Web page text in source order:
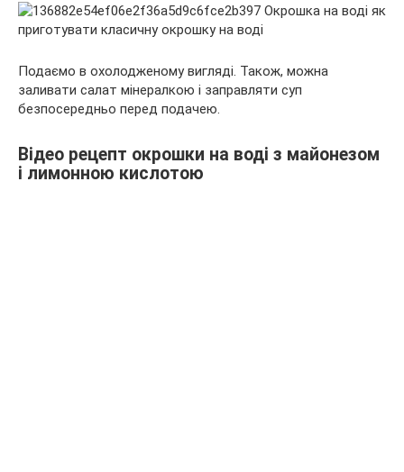
Подаємо в охолодженому вигляді. Також, можна
заливати салат мінералкою і заправляти суп
безпосередньо перед подачею.
Відео рецепт окрошки на воді з майонезом
і лимонною кислотою